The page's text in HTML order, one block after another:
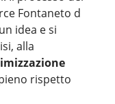
Fontaneto d
idea e si
alla
rispetto